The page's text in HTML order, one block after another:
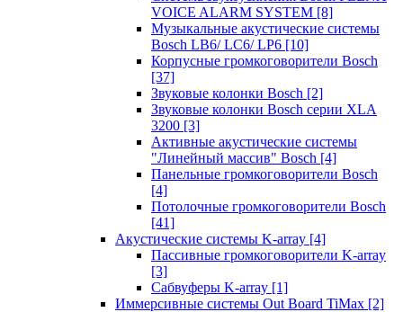
VOICE ALARM SYSTEM [8]
Музыкальные акустические системы
Bosch LB6/ LC6/ LP6 [10]
Корпусные громкоговорители Bosch
[37]
Звуковые колонки Bosch [2]
Звуковые колонки Bosch серии XLA
3200 [3]
Активные акустические системы
"Линейный массив" Bosch [4]
Панельные громкоговорители Bosch
[4]
Потолочные громкоговорители Bosch
[41]
Акустические системы K-array [4]
Пассивные громкоговорители K-array
[3]
Сабвуферы K-array [1]
Иммерсивные системы Out Board TiMax [2]